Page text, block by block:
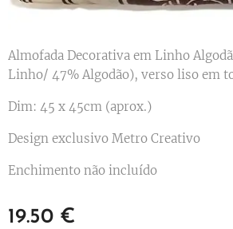
Almofada Decorativa em Linho
Linho/ 47% Algodão), verso liso em
Dim: 45 x 45cm (aprox.)
Design exclusivo Metro Creativo
Enchimento não incluído
19.50 €